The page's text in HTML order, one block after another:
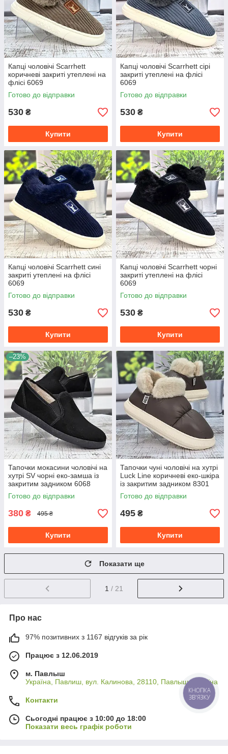
Капці чоловічі Scarrhett
коричневі закриті утеплені на
флісі 6069
Готово до відправки
530 ₴
Купити
Капці чоловічі Scarrhett сірі
закриті утеплені на флісі
6069
Готово до відправки
530 ₴
Купити
Капці чоловічі Scarrhett сині
закриті утеплені на флісі
6069
Готово до відправки
530 ₴
Купити
Капці чоловічі Scarrhett чорні
закриті утеплені на флісі
6069
Готово до відправки
530 ₴
Купити
–23%
Тапочки мокасини чоловічі на
хутрі SV чорні еко-замша із
закритим задником 6068
Готово до відправки
380 ₴ 495 ₴
Купити
Тапочки чуні чоловічі на хутрі
Luck Line коричневі еко-шкіра
із закритим задником 8301
Готово до відправки
495 ₴
Купити
Показати ще
1 / 21
Про нас
97% позитивних з 1167 відгуків за рік
Працює з 12.06.2019
м. Павлыш
Україна, Павлиш, вул. Калинова, 28110, Павлыш, Україна
Контакти
Сьогодні працює з 10:00 до 18:00
Показати весь графік роботи
КНОПКА
ЗВ'ЯЗКУ